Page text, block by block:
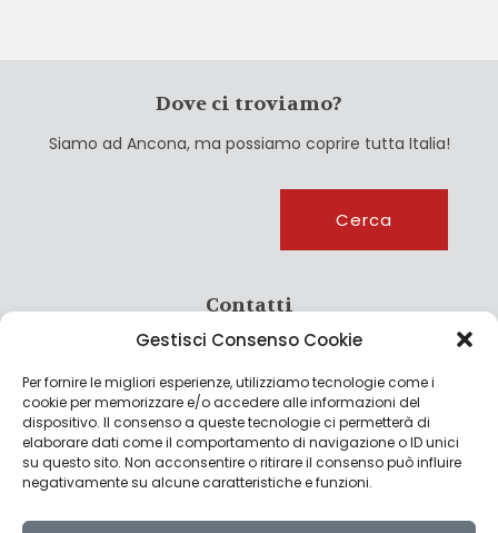
Gestisci Consenso Cookie
Per fornire le migliori esperienze, utilizziamo tecnologie come i
cookie per memorizzare e/o accedere alle informazioni del
dispositivo. Il consenso a queste tecnologie ci permetterà di
elaborare dati come il comportamento di navigazione o ID unici
su questo sito. Non acconsentire o ritirare il consenso può influire
negativamente su alcune caratteristiche e funzioni.
Dove ci troviamo?
Siamo ad Ancona, ma possiamo coprire tutta Italia!
Cerca
Contatti
info@culturagroalimentare.com
Note legali
Privacy Policy